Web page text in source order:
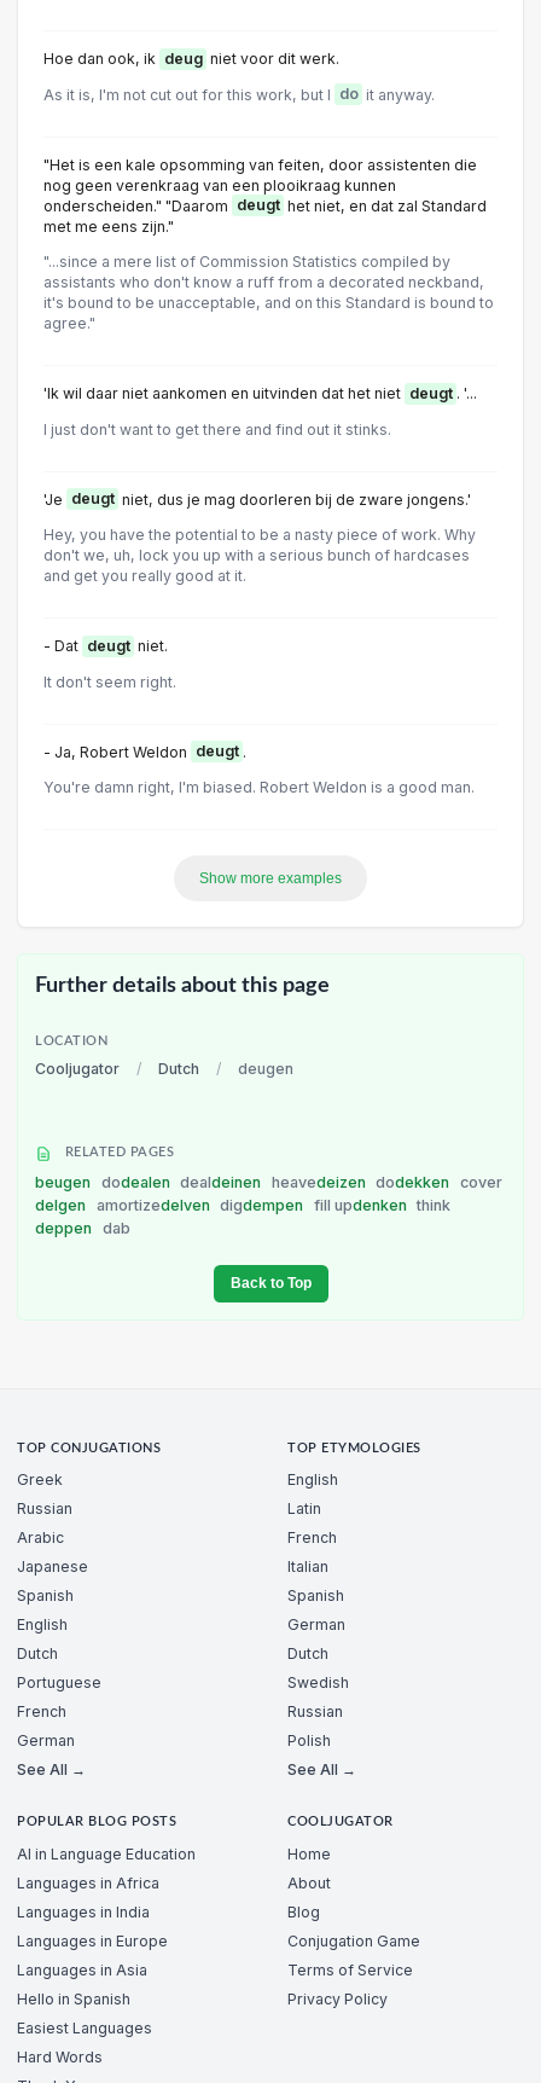
Hoe dan ook, ik deug niet voor dit werk.
As it is, I'm not cut out for this work, but I do it anyway.
"Het is een kale opsomming van feiten, door assistenten die
nog geen verenkraag van een pIooikraag kunnen
onderscheiden." "Daarom deugt het niet, en dat zal Standard
met me eens zijn."
"...since a mere list of Commission Statistics compiled by
assistants who don't know a ruff from a decorated neckband,
it's bound to be unacceptable, and on this Standard is bound to
agree."
'Ik wil daar niet aankomen en uitvinden dat het niet deugt . '...
I just don't want to get there and find out it stinks.
'Je deugt niet, dus je mag doorleren bij de zware jongens.'
Hey, you have the potential to be a nasty piece of work. Why
don't we, uh, lock you up with a serious bunch of hardcases
and get you really good at it.
- Dat deugt niet.
It don't seem right.
- Ja, Robert Weldon deugt .
You're damn right, I'm biased. Robert Weldon is a good man.
Show more examples
Further details about this page
LOCATION
Cooljugator / Dutch / deugen
RELATED PAGES
beugen dodealen dealdeinen heavedeizen dodekken
cover
delgen
amortizedelven digdempen fill updenken
think
deppen
dab
Back to Top
TOP CONJUGATIONS
Greek
Russian
Arabic
Japanese
Spanish
English
Dutch
Portuguese
French
German
See All →
TOP ETYMOLOGIES
English
Latin
French
Italian
Spanish
German
Dutch
Swedish
Russian
Polish
See All →
POPULAR BLOG POSTS
AI in Language Education
Languages in Africa
Languages in India
Languages in Europe
Languages in Asia
Hello in Spanish
Easiest Languages
Hard Words
COOLJUGATOR
Home
About
Blog
Conjugation Game
Terms of Service
Privacy Policy